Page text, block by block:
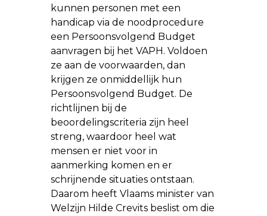
kunnen personen met een
handicap via de noodprocedure
een Persoonsvolgend Budget
aanvragen bij het VAPH. Voldoen
ze aan de voorwaarden, dan
krijgen ze onmiddellijk hun
Persoonsvolgend Budget. De
richtlijnen bij de
beoordelingscriteria zijn heel
streng, waardoor heel wat
mensen er niet voor in
aanmerking komen en er
schrijnende situaties ontstaan.
Daarom heeft Vlaams minister van
Welzijn Hilde Crevits beslist om die